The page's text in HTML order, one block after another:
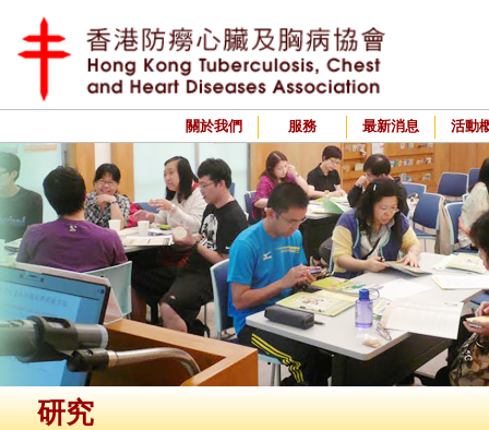
關於我們 服務 最新消息 活動
研究